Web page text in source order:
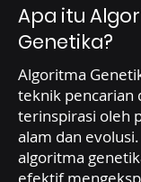
Apa itu
Genetika?
Algoritma
teknik pencarian
terinspirasi oleh
alam dan
algoritma